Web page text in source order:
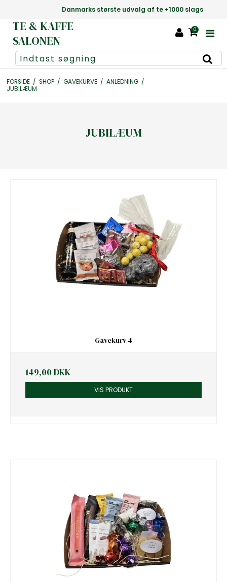
Danmarks største udvalg af te +1000 slags
TE & KAFFE
SALONEN
0
FORSIDE / SHOP / GAVEKURVE / ANLEDNING /
JUBILÆUM
JUBILÆUM
Gavekurv 4
149,00 DKK
VIS PRODUKT